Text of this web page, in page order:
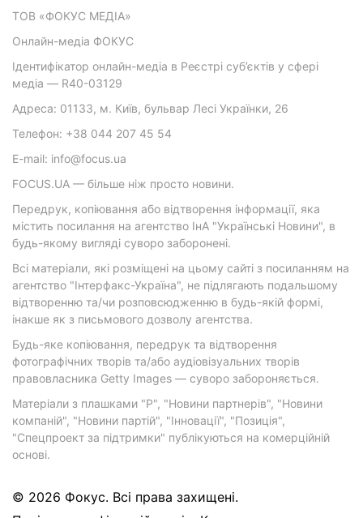
ТОВ «ФОКУС МЕДІА»
Онлайн-медіа ФОКУС
Ідентифікатор онлайн-медіа в Реєстрі суб’єктів у сфері
медіа — R40-03129
Адреса: 01133, м. Київ, бульвар Лесі Українки, 26
Телефон: +38 044 207 45 54
E-mail: info@focus.ua
FOCUS.UA — більше ніж просто новини.
Передрук, копіювання або відтворення інформації, яка
містить посилання на агентство ІнА "Українські Новини", в
будь-якому вигляді суворо заборонені.
Всі матеріали, які розміщені на цьому сайті з посиланням на
агентство "Інтерфакс-Україна", не підлягають подальшому
відтворенню та/чи розповсюдженню в будь-якій формі,
інакше як з письмового дозволу агентства.
Будь-яке копіювання, передрук та відтворення
фотографічних творів та/або аудіовізуальних творів
правовласника Getty Images — суворо забороняється.
Матеріали з плашками "Р", "Новини партнерів", "Новини
компаній", "Новини партій", "Інновації", "Позиція",
"Спецпроект за підтримки" публікуються на комерційній
основі.
© 2026 Фокус. Всі права захищені.